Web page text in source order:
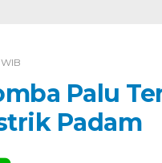
Palu
Padam